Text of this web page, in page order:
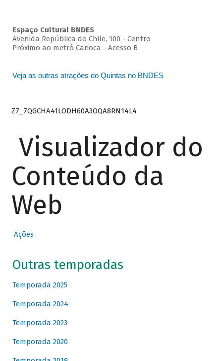
Espaço Cultural BNDES
Avenida República do Chile, 100 - Centro
Próximo ao metrô Carioca - Acesso B
Veja as outras atrações do Quintas no BNDES
Z7_7QGCHA41LODH60A3OQA8RN14L4
Visualizador do
Conteúdo da
Web
Ações
Outras temporadas
Temporada 2025
Temporada 2024
Temporada 2023
Temporada 2020